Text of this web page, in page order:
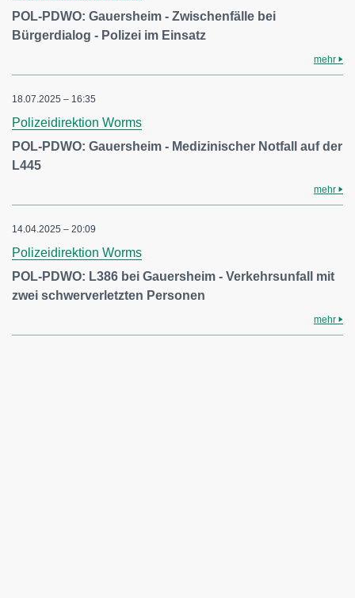
POL-PDWO: Gauersheim - Zwischenfälle bei
Bürgerdialog - Polizei im Einsatz
mehr
18.07.2025 – 16:35
Polizeidirektion Worms
POL-PDWO: Gauersheim - Medizinischer Notfall auf der
L445
mehr
14.04.2025 – 20:09
Polizeidirektion Worms
POL-PDWO: L386 bei Gauersheim - Verkehrsunfall mit
zwei schwerverletzten Personen
mehr